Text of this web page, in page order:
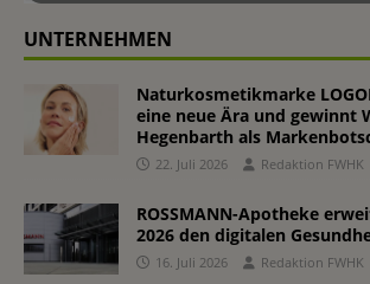
UNTERNEHMEN
Naturkosmetikmarke
eine neue Ära und gewinnt
Hegenbarth als
22. Juli 2026 Redaktion FWHK
ROSSMANN-Apotheke
2026 den digitalen
16. Juli 2026 Redaktion FWHK